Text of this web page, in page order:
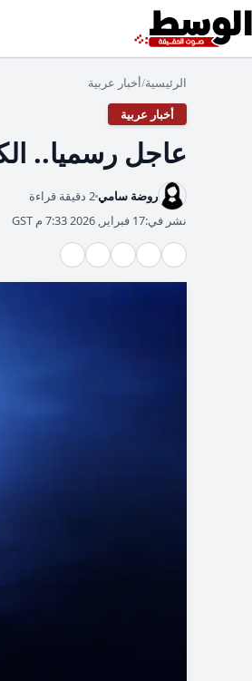
الرئيسية/أخبار عربية
أخبار عربية
عاجل رسميا..
روضة سامي2 دقيقة قراءة
نشر في:17 فبراير, 2026 7:33 م GST